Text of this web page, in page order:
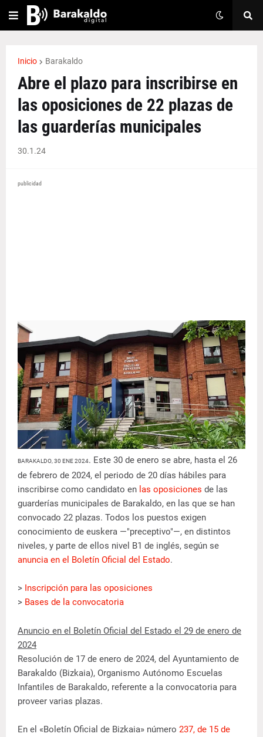
Inicio Barakaldo
Abre el plazo para inscribirse en
las oposiciones de 22 plazas de
las guarderías municipales
30.1.24
publicidad
BARAKALDO, 30 ENE 2024. Este 30 de enero se abre, hasta el 26
de febrero de 2024, el periodo de 20 días hábiles para
inscribirse como candidato en las oposiciones de las
guarderías municipales de Barakaldo, en las que se han
convocado 22 plazas. Todos los puestos exigen
conocimiento de euskera —"preceptivo"—, en distintos
niveles, y parte de ellos nivel B1 de inglés, según se
anuncia en el Boletín Oficial del Estado.
> Inscripción para las oposiciones
> Bases de la convocatoria
Anuncio en el Boletín Oficial del Estado el 29 de enero de
2024
Resolución de 17 de enero de 2024, del Ayuntamiento de
Barakaldo (Bizkaia), Organismo Autónomo Escuelas
Infantiles de Barakaldo, referente a la convocatoria para
proveer varias plazas.
En el «Boletín Oficial de Bizkaia» número 237, de 15 de